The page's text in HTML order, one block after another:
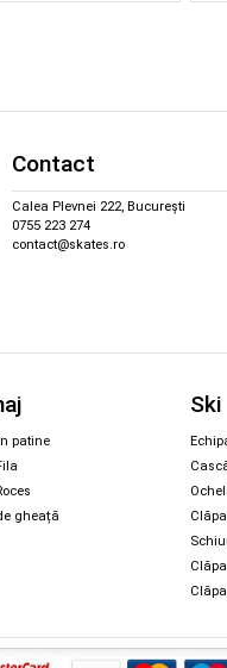
Contact
Calea Plevnei 222, București
0755 223 274
contact@skates.ro
patine
gheață
Ski